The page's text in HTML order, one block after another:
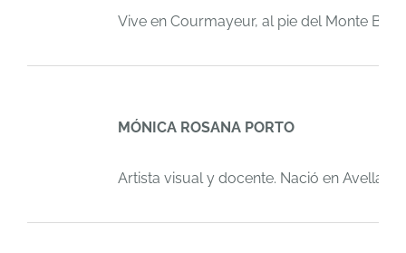
Vive en Courmayeur, al pie del Monte
MÓNICA ROSANA PORTO
Artista visual y docente. Nació en